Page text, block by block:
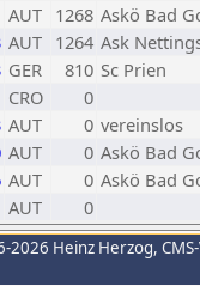
AUT 1268 Askö Bad
AUT 1264 Ask
GER 810 Sc Prien
CRO
0
AUT 0 vereinslos
AUT 0 Askö Bad
AUT 0 Askö Bad
AUT 0
2026 Heinz Herzog,